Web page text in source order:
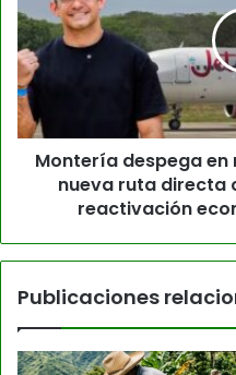
Montería despega en
nueva ruta directa
reactivación
Publicaciones